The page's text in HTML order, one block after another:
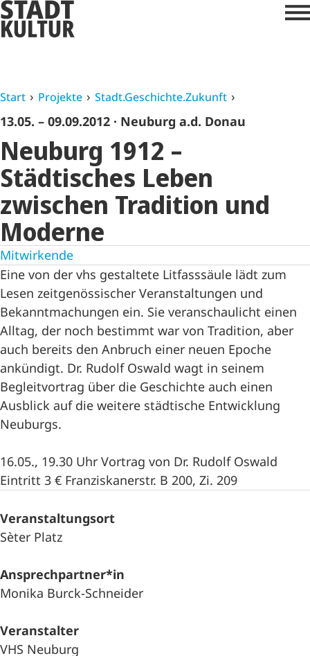
Start Projekte Stadt.Geschichte.Zukunft
13.05. – 09.09.2012 · Neuburg a.d. Donau
Neuburg 1912 –
Städtisches Leben
zwischen Tradition und
Moderne
Mitwirkende
Eine von der vhs gestaltete Litfasssäule lädt zum
Lesen zeitgenössischer Veranstaltungen und
Bekanntmachungen ein. Sie veranschaulicht einen
Alltag, der noch bestimmt war von Tradition, aber
auch bereits den Anbruch einer neuen Epoche
ankündigt. Dr. Rudolf Oswald wagt in seinem
Begleitvortrag über die Geschichte auch einen
Ausblick auf die weitere städtische Entwicklung
Neuburgs.
16.05., 19.30 Uhr Vortrag von Dr. Rudolf Oswald
Eintritt 3 € Franziskanerstr. B 200, Zi. 209
Veranstaltungsort
Sèter Platz
Ansprechpartner*in
Monika Burck-Schneider
Veranstalter
VHS Neuburg